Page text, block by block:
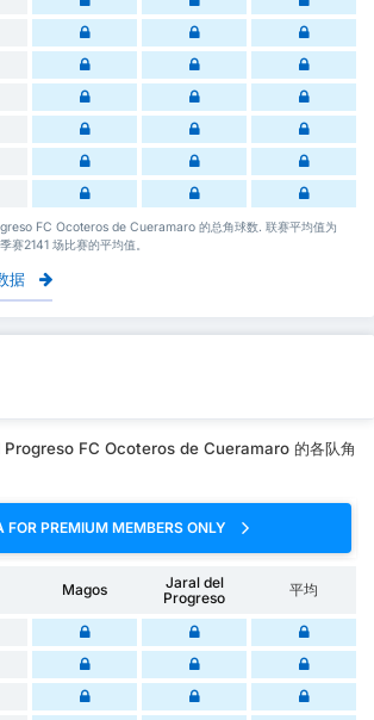
FC Ocoteros de Cueramaro 的总角球数. 联赛平均值为
2141 场比赛的平均值。
据
FC Ocoteros de Cueramaro 的各队角
FOR PREMIUM MEMBERS ONLY
Magos
Jaral del
Progreso
平均